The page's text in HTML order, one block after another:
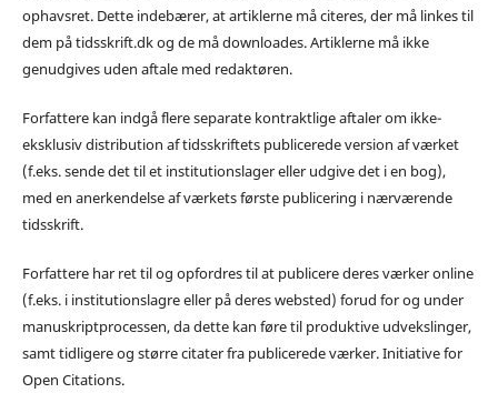
ophavsret. Dette indebærer, at artiklerne må citeres, der må linkes til
dem på tidsskrift.dk og de må downloades. Artiklerne må ikke
genudgives uden aftale med redaktøren.
Forfattere kan indgå flere separate kontraktlige aftaler om ikke-
eksklusiv distribution af tidsskriftets publicerede version af værket
(f.eks. sende det til et institutionslager eller udgive det i en bog),
med en anerkendelse af værkets første publicering i nærværende
tidsskrift.
Forfattere har ret til og opfordres til at publicere deres værker online
(f.eks. i institutionslagre eller på deres websted) forud for og under
manuskriptprocessen, da dette kan føre til produktive udvekslinger,
samt tidligere og større citater fra publicerede værker. Initiative for
Open Citations.